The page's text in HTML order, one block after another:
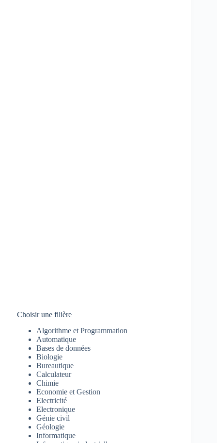
Choisir une filière
Algorithme et Programmation
Automatique
Bases de données
Biologie
Bureautique
Calculateur
Chimie
Economie et Gestion
Electricité
Electronique
Génie civil
Géologie
Informatique